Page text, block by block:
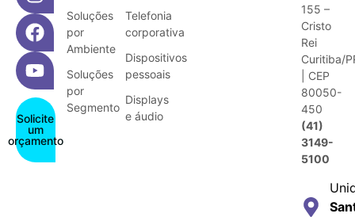
Solicite
um
orçamento
Soluções
por
Ambiente
Soluções
por
Segmento
Telefonia
corporativa
Dispositivos
pessoais
Displays
e áudio
155 –
Cristo
Rei
Curitiba/
| CEP
80050-
450
(41)
3149-
5100